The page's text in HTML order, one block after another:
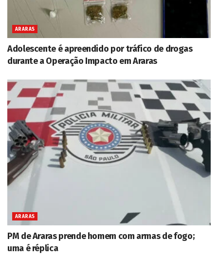
ARARAS
Adolescente é apreendido por tráfico de drogas
durante a Operação Impacto em Araras
ARARAS
PM de Araras prende homem com armas de fogo;
uma é réplica